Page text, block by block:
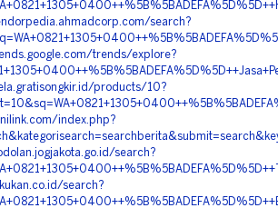
search?
trends/explore?
products/10?
index.php?
search?
search?